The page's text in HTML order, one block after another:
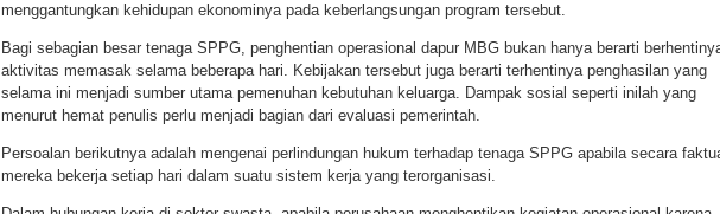
menggantungkan kehidupan ekonominya pada keberlangsungan program tersebut.
Bagi sebagian besar tenaga SPPG, penghentian operasional dapur MBG bukan hanya berarti
aktivitas memasak selama beberapa hari. Kebijakan tersebut juga berarti terhentinya penghasilan yang
selama ini menjadi sumber utama pemenuhan kebutuhan keluarga. Dampak sosial seperti inilah yang
menurut hemat penulis perlu menjadi bagian dari evaluasi pemerintah.
Persoalan berikutnya adalah mengenai perlindungan hukum terhadap tenaga SPPG apabila secara
mereka bekerja setiap hari dalam suatu sistem kerja yang terorganisasi.